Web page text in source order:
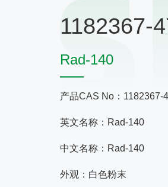
1182367-
Rad-140
产品CAS No：1182367-
英文名称：Rad-140
中文名称：Rad-140
外观：白色粉末